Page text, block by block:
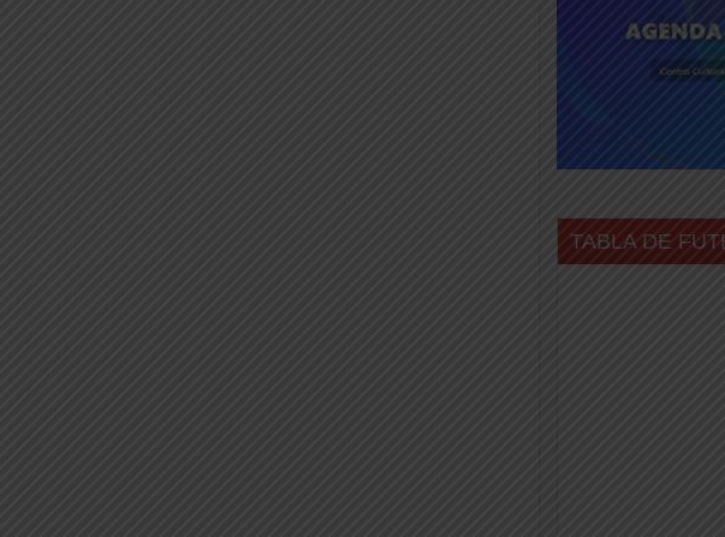
TABLA DE